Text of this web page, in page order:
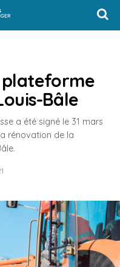
plateforme
Bâle
a été signé le 31 mars
rénovation de la